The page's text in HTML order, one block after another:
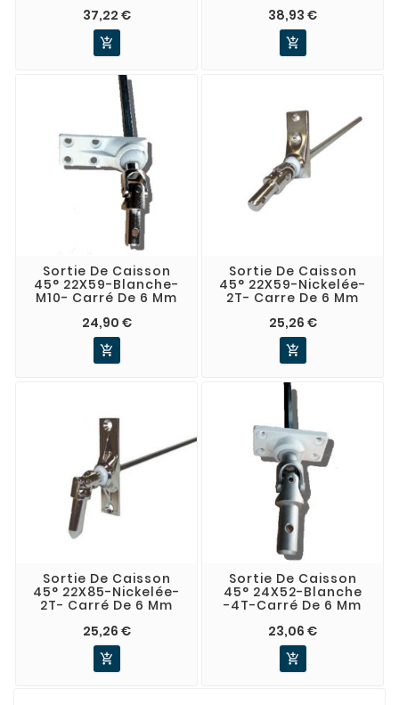
37,22 €

38,93 €

Sortie De Caisson
45° 22X59-Blanche-
M10- Carré De 6 Mm
24,90 €

Sortie De Caisson
45° 22X59-Nickelée-
2T- Carre De 6 Mm
25,26 €

Sortie De Caisson
45° 22X85-Nickelée-
2T- Carré De 6 Mm
25,26 €

Sortie De Caisson
45° 24X52-Blanche
-4T-Carré De 6 Mm
23,06 €
